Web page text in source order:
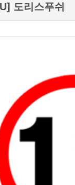
도리스푸쉬